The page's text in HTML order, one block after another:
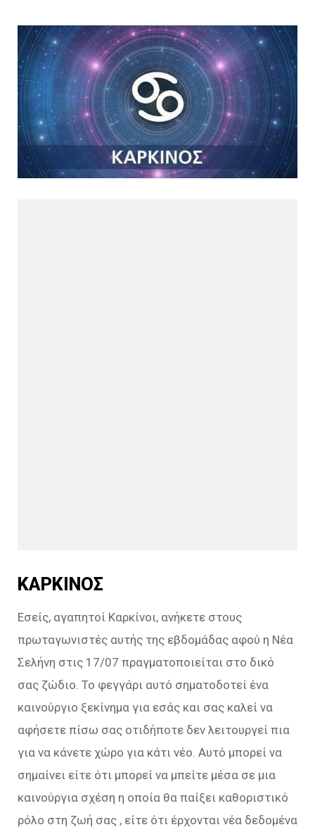
ΚΑΡΚΙΝΟΣ
Εσείς, αγαπητοί Καρκίνοι, ανήκετε στους
πρωταγωνιστές αυτής της εβδομάδας αφού η Νέα
Σελήνη στις 17/07 πραγματοποιείται στο δικό
σας ζώδιο. Το φεγγάρι αυτό σηματοδοτεί ένα
καινούργιο ξεκίνημα για εσάς και σας καλεί να
αφήσετε πίσω σας οτιδήποτε δεν λειτουργεί πια
για να κάνετε χώρο για κάτι νέο. Αυτό μπορεί να
σημαίνει είτε ότι μπορεί να μπείτε μέσα σε μια
καινούργια σχέση η οποία θα παίξει καθοριστικό
ρόλο στη ζωή σας , είτε ότι έρχονται νέα δεδομένα